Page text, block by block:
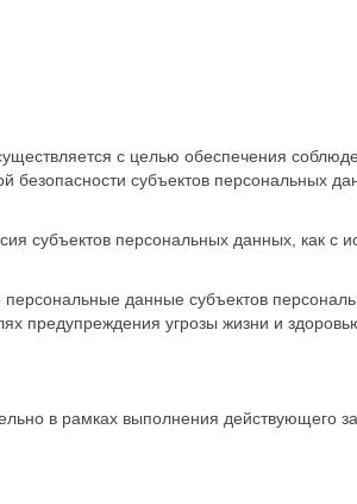
с целью обеспечения
субъектов персональных
персональных данных, как с
данные субъектов
предупреждения угрозы жизни и
в рамках выполнения действующего